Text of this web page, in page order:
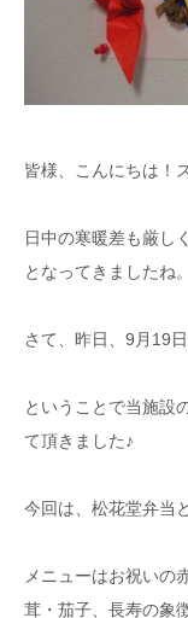
皆様、こんにちは！
日中の寒暖差も厳し
となってきましたね。
さて、昨日、9月19
ということで当施設
て頂きました♪
今回は、松花堂弁当
メニューはお祝いの
茸・茄子、長寿の象